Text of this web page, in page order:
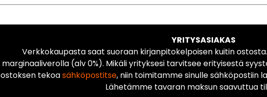
YRITYSASIAKAS
Verkkokaupasta saat suoraan kirjanpitokelpoisen kuitin
marginaaliverolla (alv 0%). Mikäli yrityksesi tarvitsee erityisestä
ostoksen tekoasähköpostitse, niin toimitamme sinulle sähköpostiin
Lähetämme tavaran maksun saavuttua